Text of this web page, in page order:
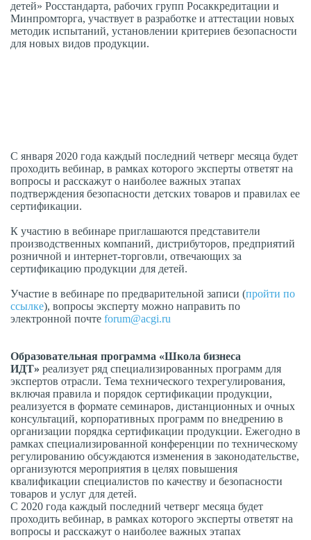
детей» Росстандарта, рабочих групп Росаккредитации и
Минпромторга, участвует в разработке и аттестации новых
методик испытаний, установлении критериев безопасности
для новых видов продукции.
С января 2020 года каждый последний четверг месяца будет
проходить вебинар, в рамках которого эксперты ответят на
вопросы и расскажут о наиболее важных этапах
подтверждения безопасности детских товаров и правилах ее
сертификации.
К участию в вебинаре приглашаются представители
производственных компаний, дистрибуторов, предприятий
розничной и интернет-торговли, отвечающих за
сертификацию продукции для детей.
Участие в вебинаре по предварительной записи (пройти по
ссылке), вопросы эксперту можно направить по
электронной почте forum@acgi.ru
Образовательная программа «Школа бизнеса
ИДТ» реализует ряд специализированных программ для
экспертов отрасли. Тема технического техрегулирования,
включая правила и порядок сертификации продукции,
реализуется в формате семинаров, дистанционных и очных
консультаций, корпоративных программ по внедрению в
организации порядка сертификации продукции. Ежегодно в
рамках специализированной конференции по техническому
регулированию обсуждаются изменения в законодательстве,
организуются мероприятия в целях повышения
квалификации специалистов по качеству и безопасности
товаров и услуг для детей.
С 2020 года каждый последний четверг месяца будет
проходить вебинар, в рамках которого эксперты ответят на
вопросы и расскажут о наиболее важных этапах